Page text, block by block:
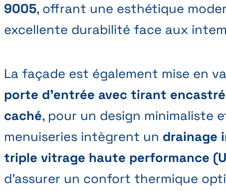
9005, offrant une esthétique
excellente durabilité face aux
La façade est également mise en
porte d’entrée avec tirant
caché, pour un design minimaliste
menuiseries intègrent un drainage
triple vitrage haute performance
d’assurer un confort thermique